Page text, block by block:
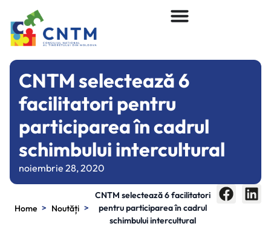
CNTM selectează 6
facilitatori pentru
participarea în cadrul
schimbului intercultural
noiembrie 28, 2020
Home > Noutăți >
CNTM selectează 6 facilitatori
pentru participarea în cadrul
schimbului intercultural